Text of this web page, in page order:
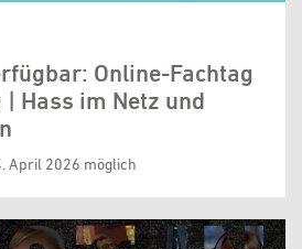
Online-Fachtag
Hass im Netz und
April 2026 möglich